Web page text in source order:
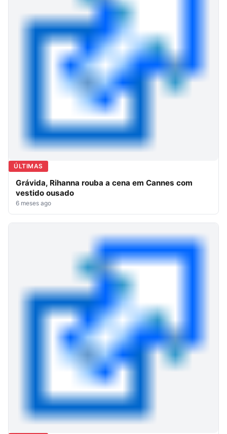
ÚLTIMAS
Grávida, Rihanna rouba a cena em Cannes com
vestido ousado
6 meses ago